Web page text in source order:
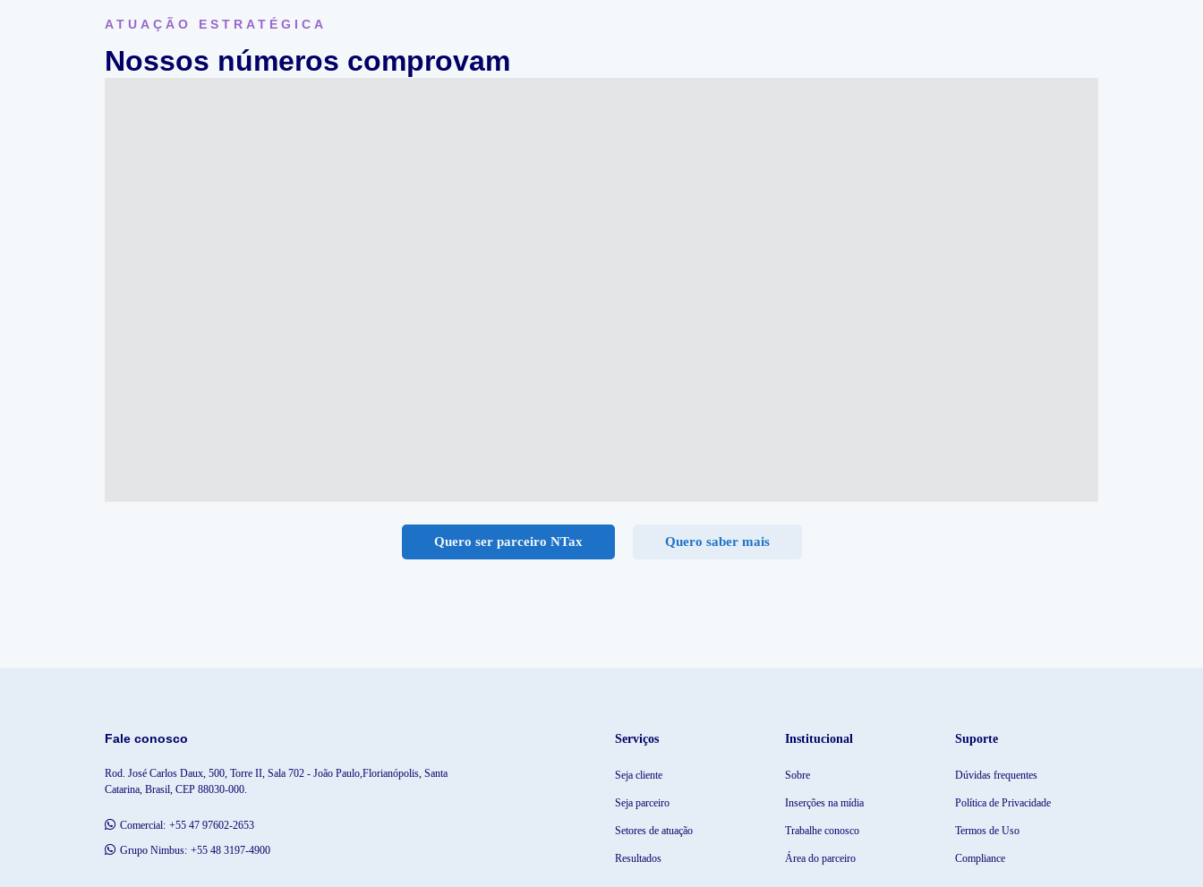
ATUAÇÃO ESTRATÉGICA
Nossos números comprovam
Quero ser parceiro NTax Quero saber mais
Fale conosco
Rod. José Carlos Daux, 500, Torre II, Sala 702 - João Paulo,Florianópolis, Santa
Catarina, Brasil, CEP 88030-000.
Comercial: +55 47 97602-2653
Grupo Nimbus: +55 48 3197-4900
Serviços
Seja cliente
Seja parceiro
Setores de atuação
Resultados
Institucional
Sobre
Inserções na mídia
Trabalhe conosco
Área do parceiro
Suporte
Dúvidas frequentes
Política de Privacidade
Termos de Uso
Compliance